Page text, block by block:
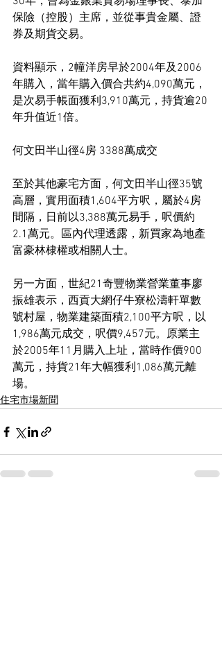
保險（控股）主席，並從事貴金屬、證
券及期貨交易。
資料顯示，2幢洋房早於2004年及2006
年購入，當年購入價合共約4,090萬元，
是次易手帳面獲利3,910萬元，持貨逾20
年升值近1倍。
何文田半山徑4房 3388萬成交
至於其他豪宅方面，何文田半山徑35號
高層，實用面積1,604平方呎，屬於4房
間隔，日前以3,388萬元易手，呎價約
2.1萬元。區內代理透露，新買家為地產
富豪林棣權或相關人士。
另一方面，世紀21奇豐物業營業董事廖
振雄表示，西貢大網仔牛寮松濤軒單數
號村屋，物業建築面積2,100平方呎，以
1,986萬元成交，呎價9,457元。原業主
於2005年11月購入上址，當時作價900
萬元，持貨21年大幅獲利1,086萬元離
場。
住宅市場新聞